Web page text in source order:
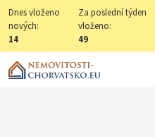
Dnes vloženo
nových:
14
Za poslední týden
vloženo:
49